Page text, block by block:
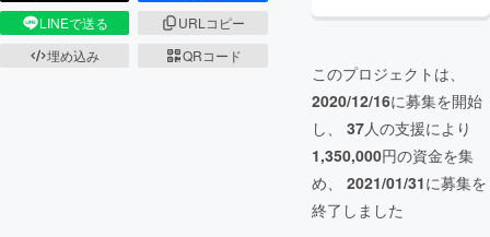
LINEで送る
URLコピー
埋め込み
QRコード
このプロジェクトは、
2020/12/16に募集を開始
し、 37人の支援により
1,350,000円の資金を集
め、 2021/01/31に募集を
終了しました